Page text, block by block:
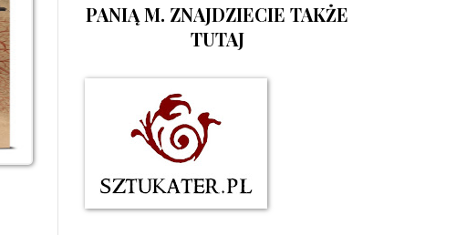
PANIĄ M. ZNAJDZIECIE TAKŻE
TUTAJ